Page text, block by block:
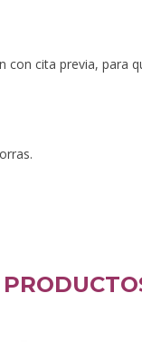
con cita previa, para